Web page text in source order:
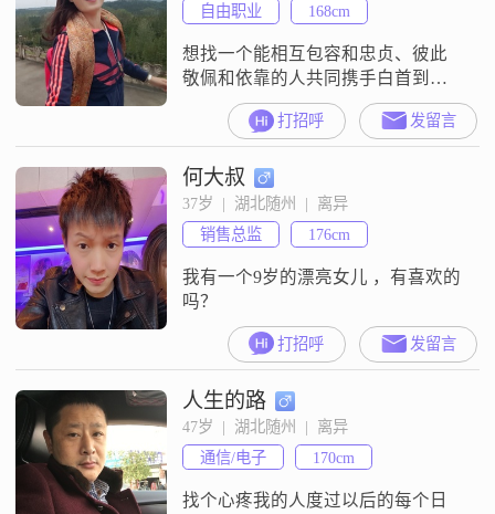
自由职业
168cm
想找一个能相互包容和忠贞、彼此
敬佩和依靠的人共同携手白首到
打招呼 发留言
何大叔
37岁  |  湖北随州  |  离异
销售总监
176cm
我有一个9岁的漂亮女儿 ，有喜欢的
吗？
打招呼 发留言
人生的路
47岁  |  湖北随州  |  离异
通信/电子
170cm
找个心疼我的人度过以后的每个日